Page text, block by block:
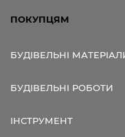
ПОКУПЦЯМ
БУДІВЕЛЬНІ
БУДІВЕЛЬНІ РОБОТИ
ІНСТРУМЕНТ